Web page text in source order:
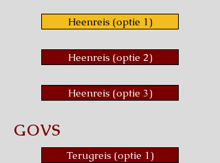
Heenreis (optie 1)
Heenreis (optie 2)
Heenreis (optie 3)
GOVS
Terugreis (optie 1)